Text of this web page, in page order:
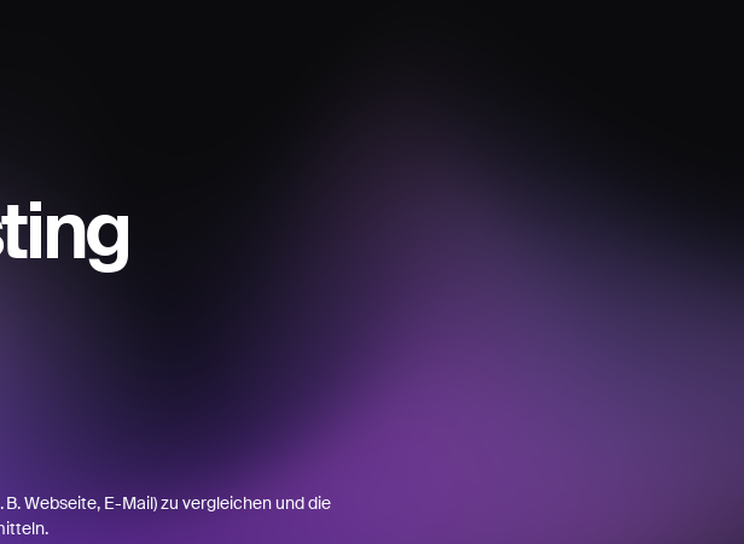
Webseite, E-Mail) zu vergleichen und die